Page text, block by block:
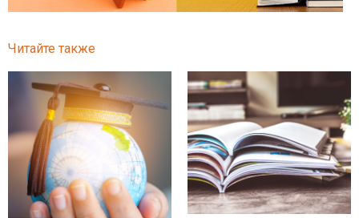
Читайте также